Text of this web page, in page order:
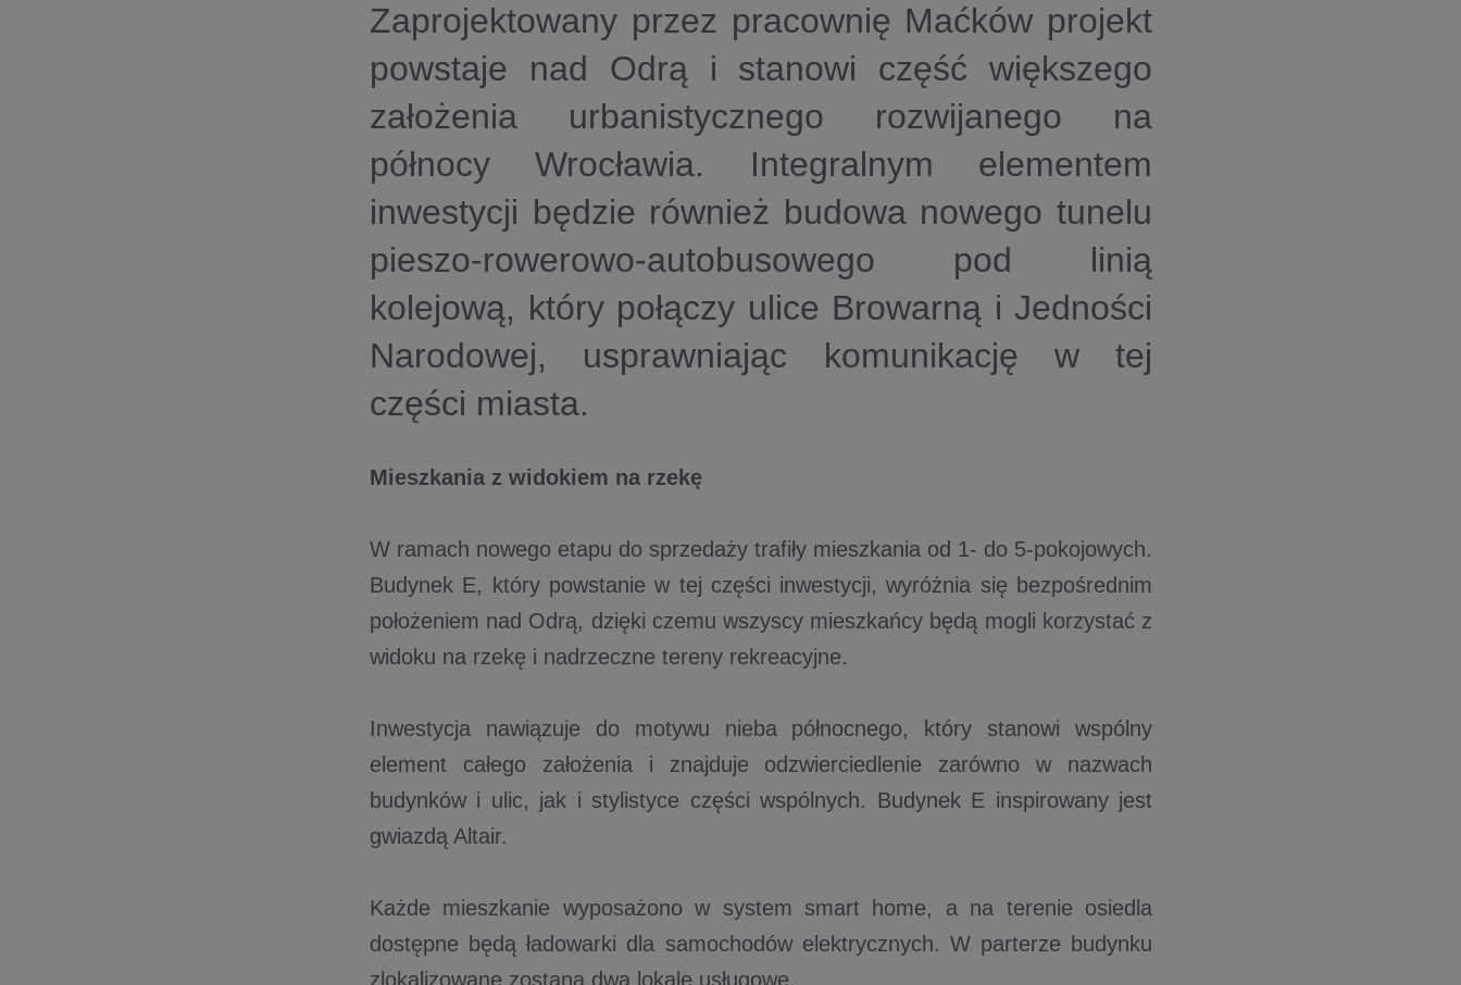
Zaprojektowany przez pracownię Maćków projekt
powstaje nad Odrą i stanowi część większego
założenia urbanistycznego rozwijanego na
północy Wrocławia. Integralnym elementem
inwestycji będzie również budowa nowego tunelu
pieszo-rowerowo-autobusowego pod linią
kolejową, który połączy ulice Browarną i Jedności
Narodowej, usprawniając komunikację w tej
części miasta.
Mieszkania z widokiem na rzekę
W ramach nowego etapu do sprzedaży trafiły mieszkania od 1- do 5-pokojowych.
Budynek E, który powstanie w tej części inwestycji, wyróżnia się bezpośrednim
położeniem nad Odrą, dzięki czemu wszyscy mieszkańcy będą mogli korzystać z
widoku na rzekę i nadrzeczne tereny rekreacyjne.
Inwestycja nawiązuje do motywu nieba północnego, który stanowi wspólny
element całego założenia i znajduje odzwierciedlenie zarówno w nazwach
budynków i ulic, jak i stylistyce części wspólnych. Budynek E inspirowany jest
gwiazdą Altair.
Każde mieszkanie wyposażono w system smart home, a na terenie osiedla
dostępne będą ładowarki dla samochodów elektrycznych. W parterze budynku
zlokalizowane zostaną dwa lokale usługowe.